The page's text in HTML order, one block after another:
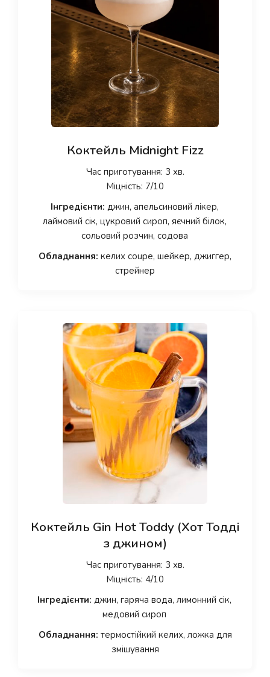
Коктейль Midnight Fizz
Час приготування: 3 хв.
Міцність: 7/10
Інгредієнти: джин, апельсиновий лікер,
лаймовий сік, цукровий сироп, яєчний білок,
сольовий розчин, содова
Обладнання: келих coupe, шейкер, джиггер,
стрейнер
Коктейль Gin Hot Toddy (Хот Тодді
з джином)
Час приготування: 3 хв.
Міцність: 4/10
Інгредієнти: джин, гаряча вода, лимонний сік,
медовий сироп
Обладнання: термостійкий келих, ложка для
змішування